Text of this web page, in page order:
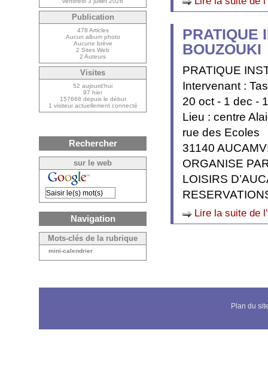
PRATIQUE
BOUZOUKI
PRATIQUE
Intervenant :
20 oct - 1 dec -
Lieu : centre
rue des Ecoles
31140
ORGANISE
LOISIRS
Lire la suite de
Publication
478 Articles
Aucun album photo
Aucune brève
2 Sites Web
2 Auteurs
Visites
52 aujourd’hui
97 hier
157668 depuis le début
1 visiteur actuellement connecté
Rechercher
sur le web
Navigation
Mots-clés de la rubrique
mini-calendrier
Plan du